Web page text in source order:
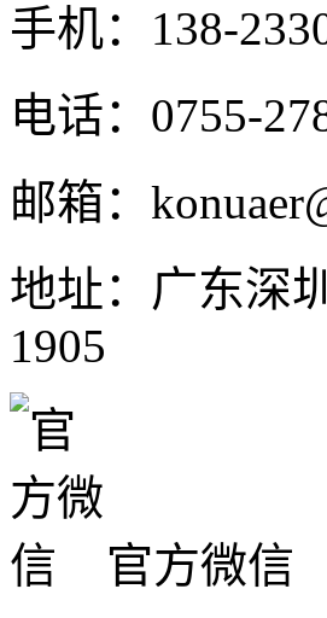
手机：138-
电话：0755-
邮箱：
地址：广东深
1905
官方微信